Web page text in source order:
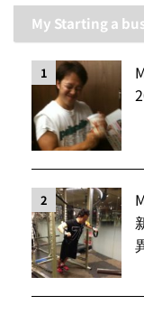
My Starting a
1
2